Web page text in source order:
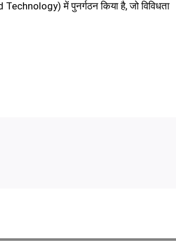
में पुनर्गठन किया है, जो विविधता